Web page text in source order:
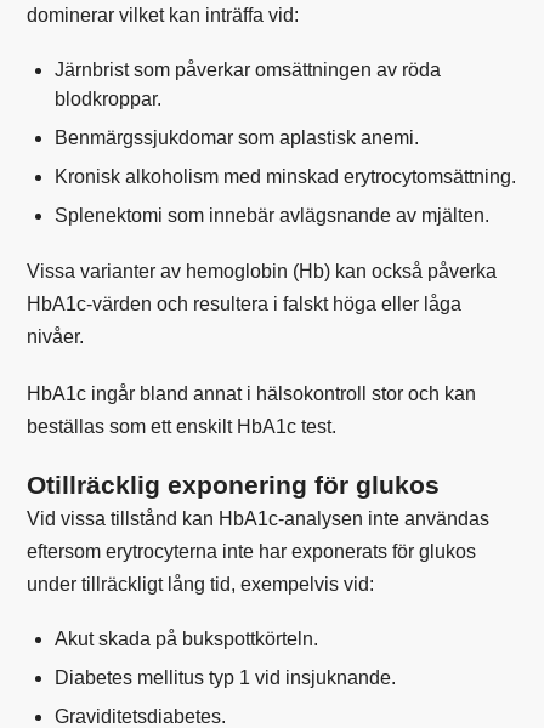
dominerar vilket kan inträffa vid:
Järnbristsom påverkar omsättningen av röda
blodkroppar.
Benmärgssjukdomar som aplastisk anemi.
Kronisk alkoholism med minskad erytrocytomsättning.
Splenektomi som innebär avlägsnande av mjälten.
Vissa varianter av hemoglobin (Hb) kan också påverka
HbA1c-värden och resultera i falskt höga eller låga
nivåer.
HbA1c ingår bland annat i hälsokontroll stor och kan
beställas som ett enskilt HbA1c test.
Otillräcklig exponering för glukos
Vid vissa tillstånd kan HbA1c-analysen inte användas
eftersom erytrocyterna inte har exponerats för glukos
under tillräckligt lång tid, exempelvis vid:
Akut skada på bukspottkörteln.
Diabetes mellitus typ 1 vid insjuknande.
Graviditetsdiabetes.